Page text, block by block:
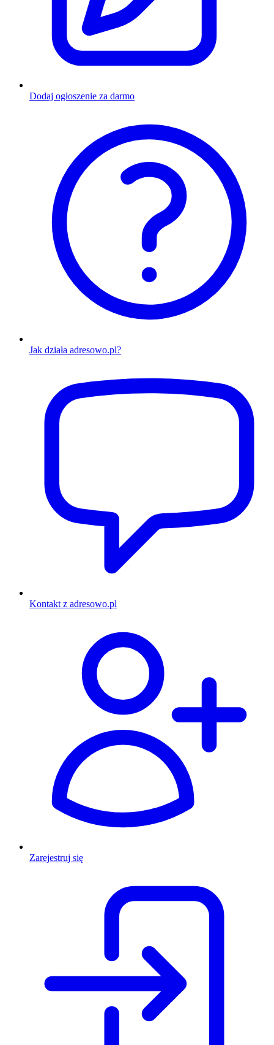
Dodaj ogłoszenie za darmo
Jak działa adresowo.pl?
Kontakt z adresowo.pl
Zarejestruj się